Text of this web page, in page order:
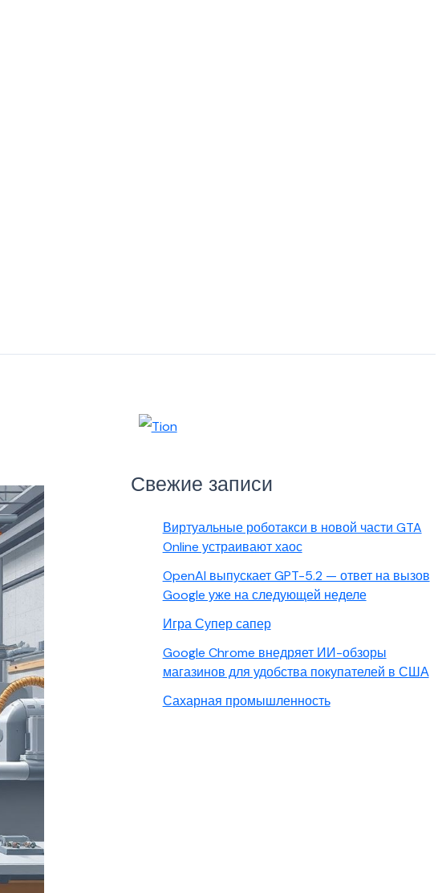
Свежие записи
Виртуальные роботакси в новой части GTA
Online устраивают хаос
OpenAI выпускает GPT-5.2 — ответ на вызов
Google уже на следующей неделе
Игра Супер сапер
Google Chrome внедряет ИИ-обзоры
магазинов для удобства покупателей в США
Сахарная промышленность